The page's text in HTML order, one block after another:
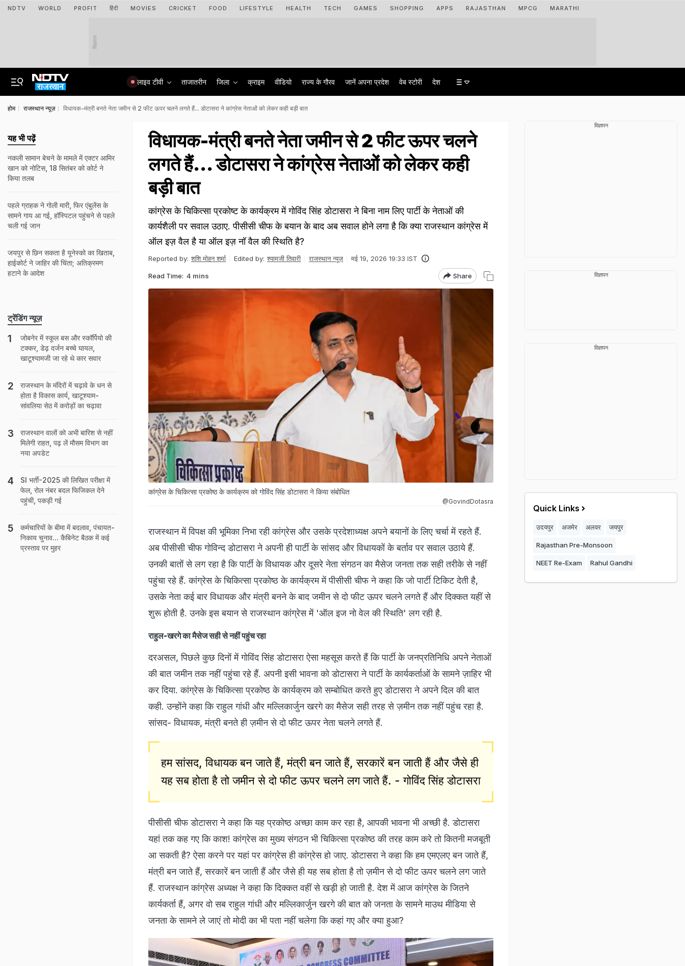
NDTV WORLD PROFIT हिंदी MOVIES CRICKET FOOD LIFESTYLE HEALTH TECH GAMES SHOPPING APPS RAJASTHAN MPCG MARATHI
विज्ञापन
लाइव टीवी ताजातरीन जिला क्राइम वीडियो राज्‍य के गौरव जानें अपना प्रदेश वेब स्टोरी देश
होम राजस्थान न्यूज़ विधायक-मंत्री बनते नेता जमीन से 2 फीट ऊपर चलने लगते हैं... डोटासरा ने कांग्रेस नेताओं को लेकर कही बड़ी बात
विधायक-मंत्री बनते नेता जमीन से 2 फीट ऊपर चलने
लगते हैं... डोटासरा ने कांग्रेस नेताओं को लेकर कही
बड़ी बात
कांग्रेस के चिकित्सा प्रकोष्ट के कार्यक्रम में गोविंद सिंह डोटासरा ने बिना नाम लिए पार्टी के नेताओं की
कार्यशैली पर सवाल उठाए. पीसीसी चीफ के बयान के बाद अब सवाल होने लगा है कि क्या राजस्थान कांग्रेस में
ऑल इज़ वैल है या ऑल इज़ नॉ वैल की स्थिति है?
Reported by: शशि मोहन शर्मा Edited by: श्यामजी तिवारी राजस्थान न्यूज़ मई 19, 2026 19:33 IST
Read Time: 4 mins Share
कांग्रेस के चिकित्सा प्रकोष्ठ के कार्यक्रम को गोविंद सिंह डोटासरा ने किया संबोधित
@GovindDotasra
राजस्थान में विपक्ष की भूमिका निभा रही कांग्रेस और उसके प्रदेशाध्यक्ष अपने बयानों के लिए चर्चा में रहते हैं.
अब पीसीसी चीफ गोविन्द डोटासरा ने अपनी ही पार्टी के सांसद और विधायकों के बर्ताव पर सवाल उठाये हैं.
उनकी बातों से लग रहा है कि पार्टी के विधायक और दूसरे नेता संगठन का मैसेज जनता तक सही तरीके से नहीं
पहुंचा रहे हैं. कांग्रेस के चिकित्सा प्रकोष्ठ के कार्यक्रम में पीसीसी चीफ ने कहा कि जो पार्टी टिकिट देती है,
उसके नेता कई बार विधायक और मंत्री बनने के बाद जमीन से दो फीट ऊपर चलने लगते हैं और दिक्कत यहीं से
शुरू होती है. उनके इस बयान से राजस्थान कांग्रेस में 'ऑल इज नो वेल की स्थिति' लग रही है.
राहुल-खरगे का मैसेज सही से नहीं पहुंच रहा
दरअसल, पिछले कुछ दिनों में गोविंद सिंह डोटासरा ऐसा महसूस करते हैं कि पार्टी के जनप्रतिनिधि अपने नेताओं
की बात जमीन तक नहीं पहुंचा रहे हैं. अपनी इसी भावना को डोटासरा ने पार्टी के कार्यकर्ताओं के सामने ज़ाहिर भी
कर दिया. कांग्रेस के चिकित्सा प्रकोष्ठ के कार्यक्रम को सम्बोधित करते हुए डोटासरा ने अपने दिल की बात
कही. उन्होंने कहा कि राहुल गांधी और मल्लिकार्जुन खरगे का मैसेज सही तरह से ज़मीन तक नहीं पहुंच रहा है.
सांसद- विधायक, मंत्री बनते ही ज़मीन से दो फीट ऊपर नेता चलने लगते हैं.
हम सांसद, विधायक बन जाते हैं, मंत्री बन जाते हैं, सरकारें बन जाती हैं और जैसे ही
यह सब होता है तो जमीन से दो फीट ऊपर चलने लग जाते हैं. - गोविंद सिंह डोटासरा
पीसीसी चीफ डोटासरा ने कहा कि यह प्रकोष्ठ अच्छा काम कर रहा है, आपकी भावना भी अच्छी है. डोटासरा
यहां तक कह गए कि काश! कांग्रेस का मुख्य संगठन भी चिकित्सा प्रकोष्ठ की तरह काम करे तो कितनी मजबूती
आ सकती है? ऐसा करने पर यहां पर कांग्रेस ही कांग्रेस हो जाए. डोटासरा ने कहा कि हम एमएलए बन जाते हैं,
मंत्री बन जाते हैं, सरकारें बन जाती हैं और जैसे ही यह सब होता है तो ज़मीन से दो फीट ऊपर चलने लग जाते
हैं. राजस्थान कांग्रेस अध्यक्ष ने कहा कि दिक्कत वहीं से खड़ी हो जाती है. देश में आज कांग्रेस के जितने
कार्यकर्ता हैं, अगर वो सब राहुल गांधी और मल्लिकार्जुन खरगे की बात को जनता के सामने माउथ मीडिया से
जनता के सामने ले जाएं तो मोदी का भी पता नहीं चलेगा कि कहां गए और क्या हुआ?
यह भी पढ़ें
नकली सामान बेचने के मामले में एक्टर आमिर
खान को नोटिस, 18 सितंबर को कोर्ट ने
किया तलब
पहले ग्राहक ने गोली मारी, फिर एंबुलेंस के
सामने गाय आ गई, हॉस्पिटल पहुंचने से पहले
चली गई जान
जयपुर से छ‍ि‍न सकता है यूनेस्‍को का ख‍िताब,
हाईकोर्ट ने जाह‍िर की च‍िंता; अत‍िक्रमण
हटाने के आदेश
ट्रेंडिंग न्यूज़
जोबनेर में स्कूल बस और स्कॉर्पियो की
टक्‍कर, डेढ़ दर्जन बच्चे घायल,
खाटूश्यामजी जा रहे थे कार सवार
राजस्‍थान के मंद‍िरों में चढ़ावे के धन से
होता है व‍िकास कार्य, खाटूश्‍याम-
सांवलिया सेठ में करोड़ों का चढ़ावा
राजस्‍थान वालों को अभी बार‍िश से नहीं
म‍िलेगी राहत, पढ़ लें मौसम व‍िभाग का
नया अपडेट
SI भर्ती-2025 की लिखित परीक्षा में
फेल, रोल नंबर बदल फिजिकल देने
पहुंची, पकड़ी गई
कर्मचारियों के बीमा में बदलाव, पंचायत-
निकाय चुनाव... कैबिनेट बैठक में कई
प्रस्ताव पर मुहर
विज्ञापन
विज्ञापन
विज्ञापन
Quick Links
उदयपुर अजमेर अलवर जयपुर
Rajasthan Pre-Monsoon
NEET Re-Exam Rahul Gandhi